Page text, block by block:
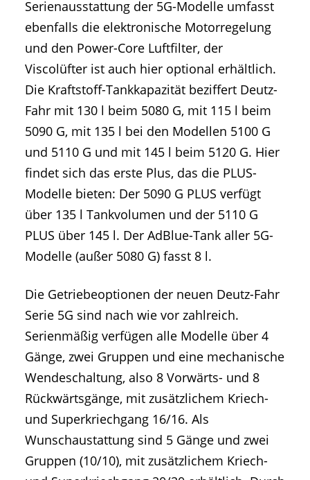
Serienausstattung der 5G-Modelle umfasst
ebenfalls die elektronische Motorregelung
und den Power-Core Luftfilter, der
Viscolüfter ist auch hier optional erhältlich.
Die Kraftstoff-Tankkapazität beziffert Deutz-
Fahr mit 130 l beim 5080 G, mit 115 l beim
5090 G, mit 135 l bei den Modellen 5100 G
und 5110 G und mit 145 l beim 5120 G. Hier
findet sich das erste Plus, das die PLUS-
Modelle bieten: Der 5090 G PLUS verfügt
über 135 l Tankvolumen und der 5110 G
PLUS über 145 l. Der AdBlue-Tank aller 5G-
Modelle (außer 5080 G) fasst 8 l.
Die Getriebeoptionen der neuen Deutz-Fahr
Serie 5G sind nach wie vor zahlreich.
Serienmäßig verfügen alle Modelle über 4
Gänge, zwei Gruppen und eine mechanische
Wendeschaltung, also 8 Vorwärts- und 8
Rückwärtsgänge, mit zusätzlichem Kriech-
und Superkriechgang 16/16. Als
Wunschaustattung sind 5 Gänge und zwei
Gruppen (10/10), mit zusätzlichem Kriech-